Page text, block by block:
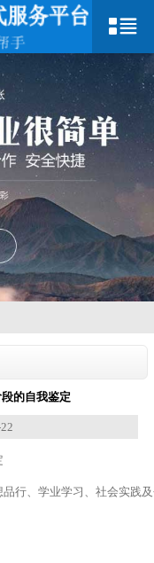
的自我鉴定
行、学业学习、社会实践